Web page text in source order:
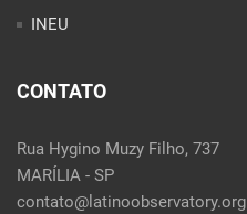
INEU
CONTATO
Rua Hygino Muzy Filho, 737
MARÍLIA - SP
contato@latinoobservatory.org